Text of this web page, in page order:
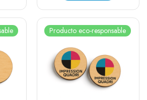
Producto eco-responsable